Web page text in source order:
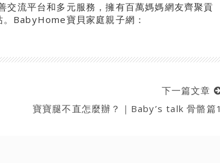
流平台和多元服務，擁有百萬媽媽網友齊聚貢
BabyHome寶貝家庭親子網：
下一篇文章
寶寶腿不直怎麼辦？｜Baby’s talk 骨骼篇1